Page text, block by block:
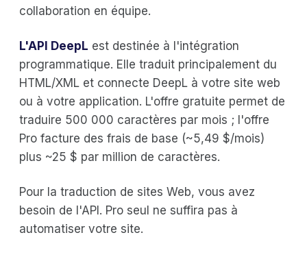
collaboration en équipe.
L'API DeepL est destinée à l'intégration
programmatique. Elle traduit principalement du
HTML/XML et connecte DeepL à votre site web
ou à votre application. L'offre gratuite permet de
traduire 500 000 caractères par mois ; l'offre
Pro facture des frais de base (~5,49 $/mois)
plus ~25 $ par million de caractères.
Pour la traduction de sites Web, vous avez
besoin de l'API. Pro seul ne suffira pas à
automatiser votre site.